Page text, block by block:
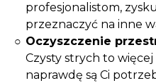
profesjonalistom,
przeznaczyć na inne
Oczyszczenie
Czysty strych to
naprawdę są Ci